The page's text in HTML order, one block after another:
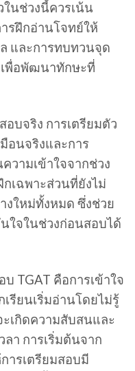
นช่วงนี้ควรเน้น
รฝึกอ่านโจทย์ให้
และการทบทวนจุด
เพื่อพัฒนาทักษะที่
อบจริง การเตรียมตัว
อนจริงและการ
วามเข้าใจจากช่วง
เฉพาะส่วนที่ยังไม่
งใหม่ทั้งหมด ซึ่งช่วย
ใจในช่วงก่อนสอบได้
TGAT คือการเข้าใจ
รียนเริ่มอ่านโดยไม่รู้
เกิดความสับสนและ
า การเริ่มต้นจาก
ารเตรียมสอบมี